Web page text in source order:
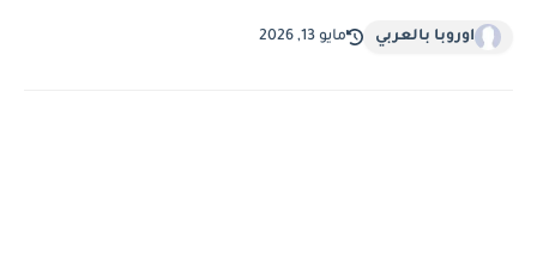
اوروبا بالعربي مايو 13, 2026